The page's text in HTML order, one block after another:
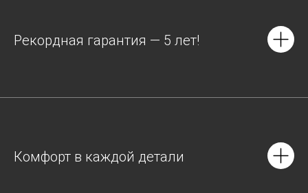
Рекордная гарантия — 5 лет!
Комфорт в каждой детали